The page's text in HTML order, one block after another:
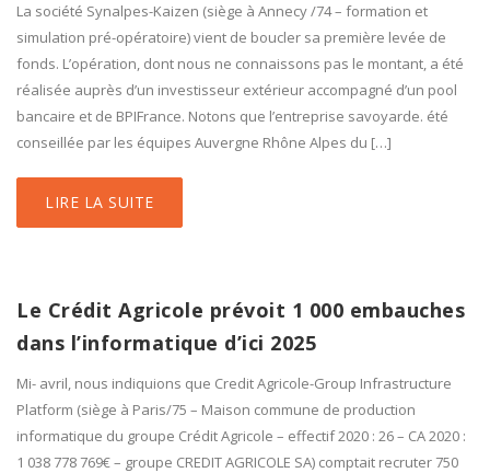
La société Synalpes-Kaizen (siège à Annecy /74 – formation et
simulation pré-opératoire) vient de boucler sa première levée de
fonds. L’opération, dont nous ne connaissons pas le montant, a été
réalisée auprès d’un investisseur extérieur accompagné d’un pool
bancaire et de BPIFrance. Notons que l’entreprise savoyarde. été
conseillée par les équipes Auvergne Rhône Alpes du […]
LIRE LA SUITE
Le Crédit Agricole prévoit 1 000 embauches
dans l’informatique d’ici 2025
Mi- avril, nous indiquions que Credit Agricole-Group Infrastructure
Platform (siège à Paris/75 – Maison commune de production
informatique du groupe Crédit Agricole – effectif 2020 : 26 – CA 2020 :
1 038 778 769€ – groupe CREDIT AGRICOLE SA) comptait recruter 750